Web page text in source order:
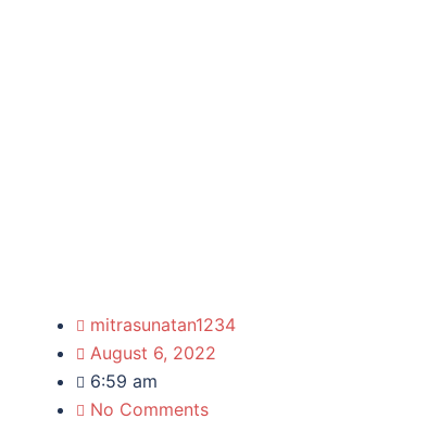
mitrasunatan1234
August 6, 2022
6:59 am
No Comments